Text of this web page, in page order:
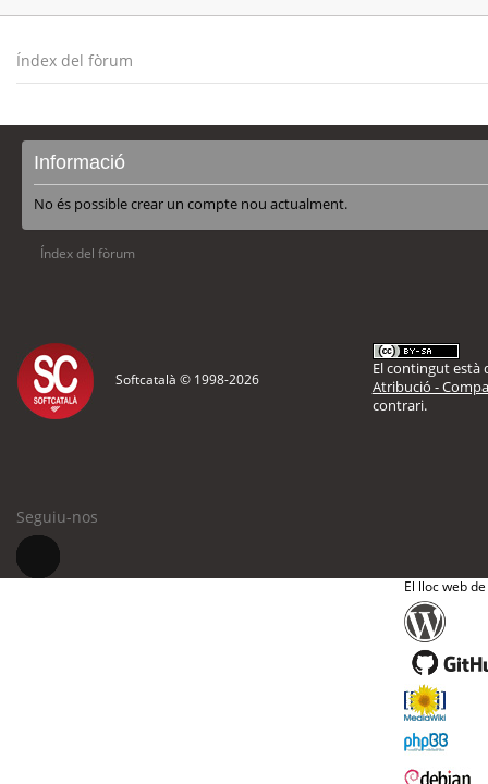
Índex del fòrum
Informació
No és possible crear un compte nou actualment.
Índex del fòrum
Softcatalà © 1998-2026
El contingut està
Atribució -
contrari.
Seguiu-nos
El lloc web